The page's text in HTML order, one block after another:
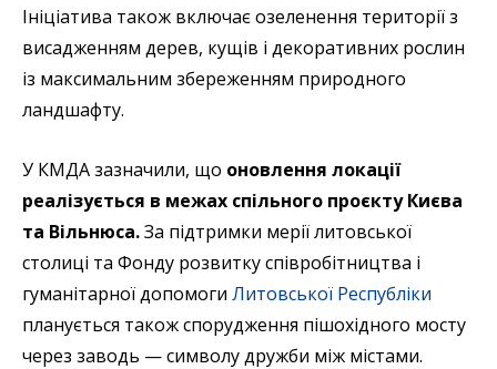
Ініціатива також включає озеленення території з
висадженням дерев, кущів і декоративних рослин
із максимальним збереженням природного
ландшафту.
У КМДА зазначили, що оновлення локації
реалізується в межах спільного проєкту Києва
та Вільнюса.За підтримки мерії литовської
столиці та Фонду розвитку співробітництва і
гуманітарної допомоги Литовської Республіки
планується також спорудження пішохідного мосту
через заводь — символу дружби між містами.